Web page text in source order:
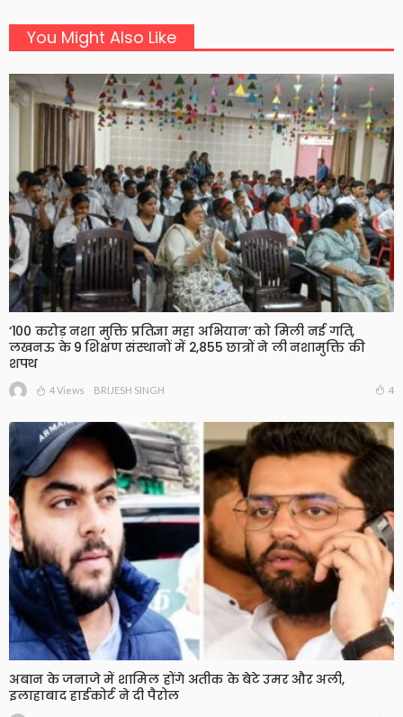
You Might Also Like
‘100 करोड़ नशा मुक्ति प्रतिज्ञा महा अभियान’ को मिली नई गति,
लखनऊ के 9 शिक्षण संस्थानों में 2,855 छात्रों ने ली नशामुक्ति की
शपथ
4 Views BRIJESH SINGH 4
अबान के जनाजे में शामिल होंगे अतीक के बेटे उमर और अली,
इलाहाबाद हाईकोर्ट ने दी पैरोल